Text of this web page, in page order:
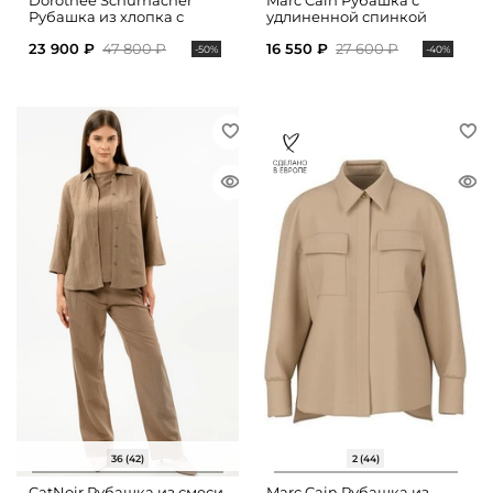
Рубашка из хлопка с
23 900 ₽ 47 800 ₽ -50%
удлиненной спинкой
16 550 ₽ 27 600 ₽ -40%
36 (42) 2 (44)